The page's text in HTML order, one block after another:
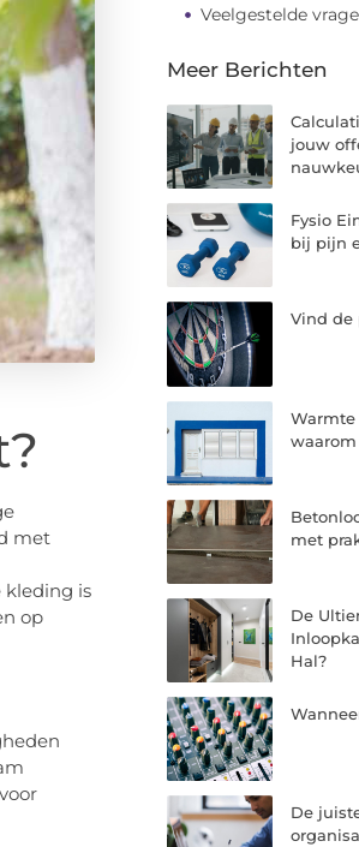
met
kleding is
op
Veelgestelde
Meer Berichten
jouw
Fysio
bij pijn
Vind de
met
De
Hal?
De